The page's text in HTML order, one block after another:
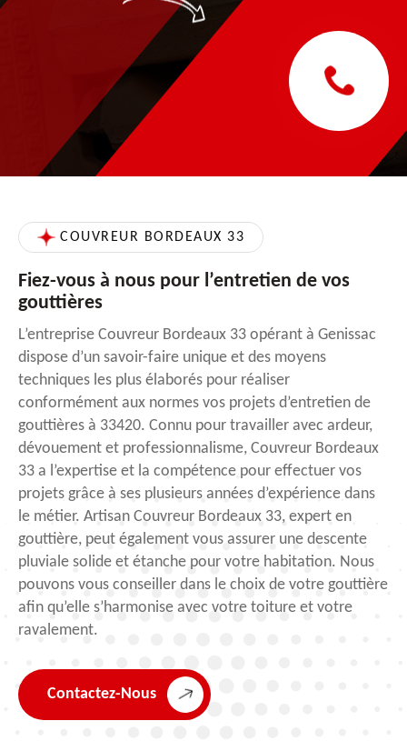
COUVREUR BORDEAUX 33
Fiez-vous à nous pour l’entretien de vos
gouttières
L’entreprise Couvreur Bordeaux 33 opérant à Genissac
dispose d’un savoir-faire unique et des moyens
techniques les plus élaborés pour réaliser
conformément aux normes vos projets d’entretien de
gouttières à 33420. Connu pour travailler avec ardeur,
dévouement et professionnalisme, Couvreur Bordeaux
33 a l’expertise et la compétence pour effectuer vos
projets grâce à ses plusieurs années d’expérience dans
le métier. Artisan Couvreur Bordeaux 33, expert en
gouttière, peut également vous assurer une descente
pluviale solide et étanche pour votre habitation. Nous
pouvons vous conseiller dans le choix de votre gouttière
afin qu’elle s’harmonise avec votre toiture et votre
ravalement.
Contactez-Nous